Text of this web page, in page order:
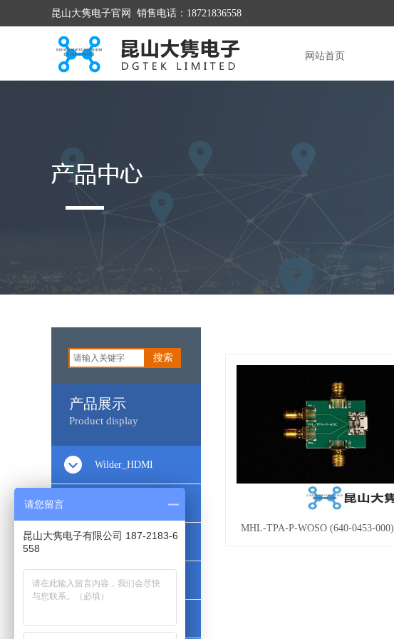
昆山大隽电子官网 销售电话：18721836558
网站首页
产品展示
Product display
搜索
MHL-TPA-P-WOSO (640-0453-000)
Wilder_HDMI
Wilder_DisplayPort
Wilder_PCIe
请您留言
昆山大隽电子有限公司 187-2183-6
558